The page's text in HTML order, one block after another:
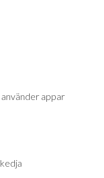
använder appar